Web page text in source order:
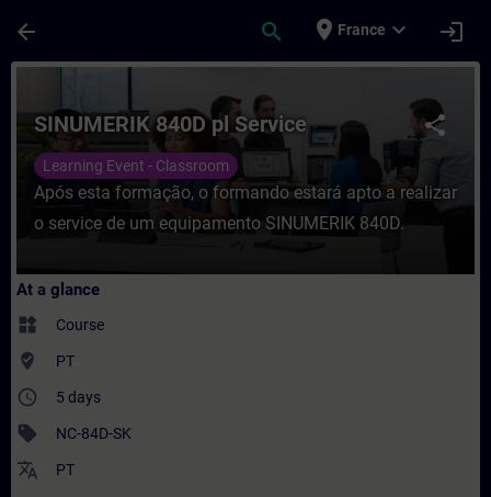
arrow_back search place France expand_more login
share
SINUMERIK 840D pl Service
Learning Event - Classroom
Após esta formação, o formando estará apto a realizar
o service de um equipamento SINUMERIK 840D.
At a glance
widgets Course
where_to_vote PT
access_time 5 days
sell NC-84D-SK
translate PT